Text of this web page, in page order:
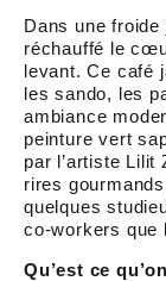
Dans une froide
réchauffé le
levant. Ce café
les sando, les
ambiance
peinture vert
par l’artiste Lilit
rires
quelques
co-workers que
Qu’est ce